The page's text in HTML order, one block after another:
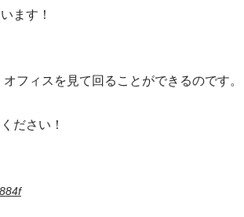
ます！
フィスを見て回ることができるのです。
ださい！